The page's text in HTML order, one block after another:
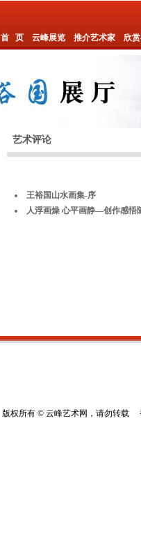
首 页 云峰展览 推介艺术家 欣
艺术评论
王裕国山水画集-序
人浮画燥 心平画静—创作感悟
版权所有 © 云峰艺术网，请勿转载